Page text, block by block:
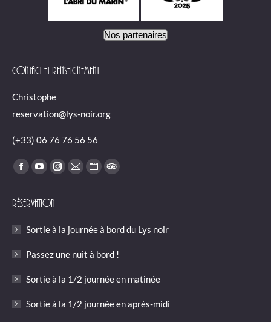
Nos partenaires
Contact et renseignement
Christophe
reservation@lys-noir.org
(+33) 06 76 76 56 56
Trouvez nous sur :
Facebook
opens
new
window
YouTube
opens
new
window
Instagram
new
window
E-
in
new
Site
in
new
TripAdvisor
new
window
Réservation
Sortie à la journée à bord du Lys noir
Passez une nuit à bord !
Sortie à la 1/2 journée en matinée
Sortie à la 1/2 journée en après-midi